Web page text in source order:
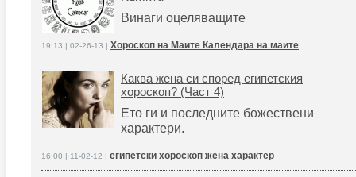
Винаги оцеляващите
19:13 | 02-26-13 | Хороскоп на Маите Календара на маите
Каква жена си според египетския
хороскоп? (Част 4)
Ето ги и последните божествени
характери.
16:00 | 11-02-12 | eгипетски хороскоп жена характер